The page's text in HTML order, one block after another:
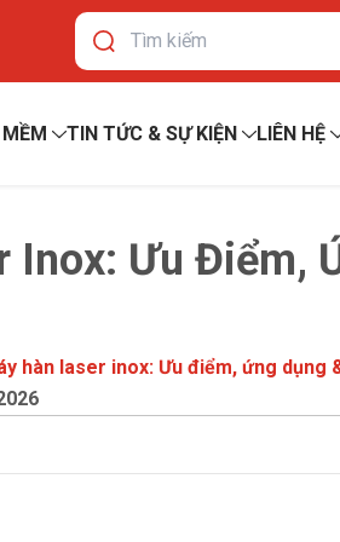
TIN TỨC & SỰ KIỆN LIÊN HỆ
Inox: Ưu Điểm,
hàn laser inox: Ưu điểm, ứng dụng